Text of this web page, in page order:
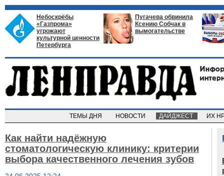
Небоскрёбы
«Газпрома»
угрожают
культурной ценности
Петербурга
Пугачева обвинила
Ксению Собчак в
вымогательстве
ТЕМЫ ДНЯ НОВОСТИ ДАЙДЖЕСТ ИХ
Как найти надёжную
стоматологическую клинику: критерии
выбора качественного лечения зубов